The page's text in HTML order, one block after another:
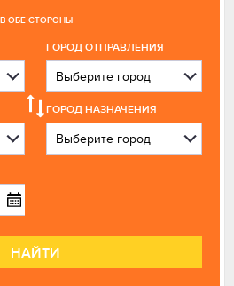
В ОБЕ СТОРОНЫ
ГОРОД ОТПРАВЛЕНИЯ
ГОРОД НАЗНАЧЕНИЯ
НАЙТИ